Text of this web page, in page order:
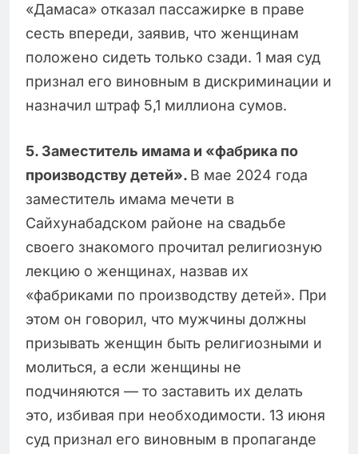
«Дамаса» отказал пассажирке в праве
сесть впереди, заявив, что женщинам
положено сидеть только сзади. 1 мая суд
признал его виновным в дискриминации и
назначил штраф 5,1 миллиона сумов.
5️. Заместитель имама и «фабрика по
производству детей». В мае 2024 года
заместитель имама мечети в
Сайхунабадском районе на свадьбе
своего знакомого прочитал религиозную
лекцию о женщинах, назвав их
«фабриками по производству детей». При
этом он говорил, что мужчины должны
призывать женщин быть религиозными и
молиться, а если женщины не
подчиняются — то заставить их делать
это, избивая при необходимости. 13 июня
суд признал его виновным в пропаганде